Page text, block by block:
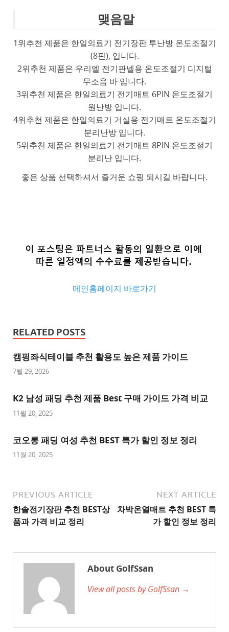
맺음말
1위추천 제품은 한일의료기 전기장판 투난방 온도조절기
(8핀), 입니다.
2위추천 제품은 우리엘 전기판넬용 온도조절기 디지털
무소음 바 입니다.
3위추천 제품은 한일의료기 전기매트 6PIN 온도조절기
원난방 입니다.
4위추천 제품은 한일의료기 거실용 전기매트 온도조절기
분리난방 입니다.
5위추천 제품은 한일의료기 전기매트 8PIN 온도조절기
분리난 입니다.
좋은 상품 선택하셔서 즐거운 쇼핑 되시길 바랍니다.
메인홈페이지 바로가기
사
이
트
천
사
트
1
사
이
트
추
RELATED POSTS
캠핑좌식테이블 추천 활용도 높은 제품 가이드
7월 29, 2026
K2 남성 패딩 추천 제품 Best 구매 가이드 가격 비교
11월 20, 2025
코오롱 패딩 여성 추천 BEST 특가 할인 정보 정리
11월 20, 2025
PREVIOUS ARTICLE
한솔전기장판 추천 BEST상
품과 가격 비교 정리
NEXT ARTICLE
차박온열매트 추천 BEST 특
가 할인 정보 정리
About GolfSsan
View all posts by GolfSsan →